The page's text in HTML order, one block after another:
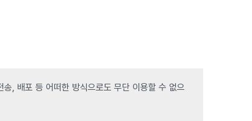
, 배포 등 어떠한 방식으로도 무단 이용할 수 없으